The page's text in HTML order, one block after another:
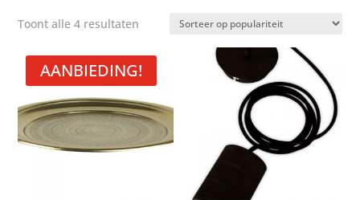
Toont alle 4 resultaten Gesorteerd
populariteit
AANBIEDING!